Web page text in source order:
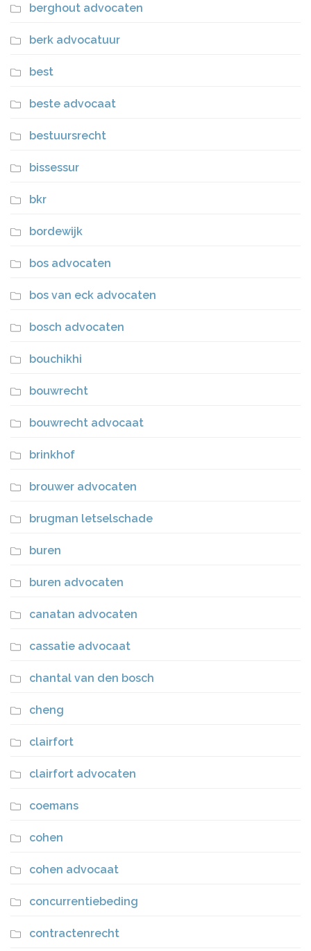
berghout advocaten
berk advocatuur
best
beste advocaat
bestuursrecht
bissessur
bkr
bordewijk
bos advocaten
bos van eck advocaten
bosch advocaten
bouchikhi
bouwrecht
bouwrecht advocaat
brinkhof
brouwer advocaten
brugman letselschade
buren
buren advocaten
canatan advocaten
cassatie advocaat
chantal van den bosch
cheng
clairfort
clairfort advocaten
coemans
cohen
cohen advocaat
concurrentiebeding
contractenrecht